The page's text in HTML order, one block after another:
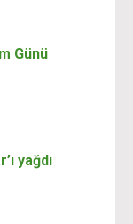
Günü
yağdı